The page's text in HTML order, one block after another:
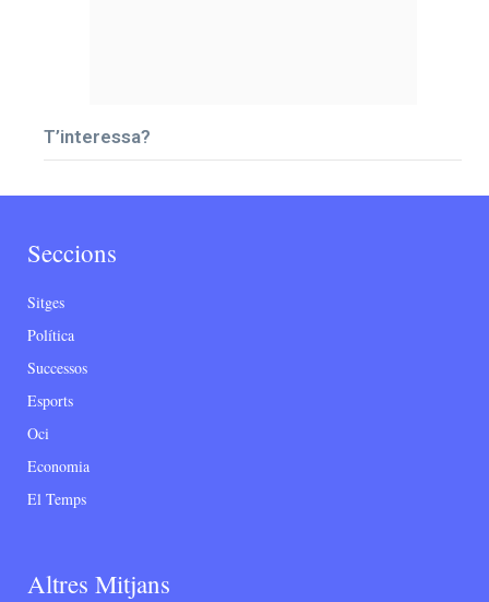
T’interessa?
Seccions
Sitges
Política
Successos
Esports
Oci
Economia
El Temps
Altres Mitjans